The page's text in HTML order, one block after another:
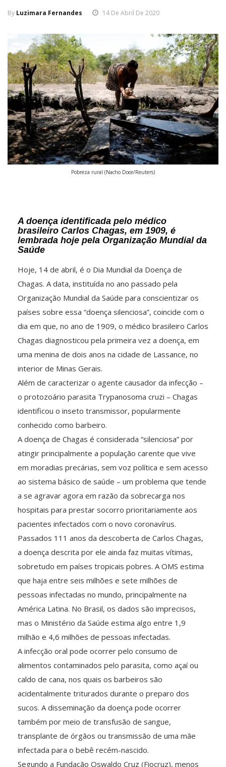
By Luzimara Fernandes 14 De Abril De 2020
Pobreza rural (Nacho Doce/Reuters)
A doença identificada pelo médico
brasileiro Carlos Chagas, em 1909, é
lembrada hoje pela Organização Mundial da
Saúde
Hoje, 14 de abril, é o Dia Mundial da Doença de
Chagas. A data, instituída no ano passado pela
Organização Mundial da Saúde para conscientizar os
países sobre essa “doença silenciosa”, coincide com o
dia em que, no ano de 1909, o médico brasileiro Carlos
Chagas diagnosticou pela primeira vez a doença, em
uma menina de dois anos na cidade de Lassance, no
interior de Minas Gerais.
Além de caracterizar o agente causador da infecção –
o protozoário parasita Trypanosoma cruzi – Chagas
identificou o inseto transmissor, popularmente
conhecido como barbeiro.
A doença de Chagas é considerada “silenciosa” por
atingir principalmente a população carente que vive
em moradias precárias, sem voz política e sem acesso
ao sistema básico de saúde – um problema que tende
a se agravar agora em razão da sobrecarga nos
hospitais para prestar socorro prioritariamente aos
pacientes infectados com o novo coronavírus.
Passados 111 anos da descoberta de Carlos Chagas,
a doença descrita por ele ainda faz muitas vítimas,
sobretudo em países tropicais pobres. A OMS estima
que haja entre seis milhões e sete milhões de
pessoas infectadas no mundo, principalmente na
América Latina. No Brasil, os dados são imprecisos,
mas o Ministério da Saúde estima algo entre 1,9
milhão e 4,6 milhões de pessoas infectadas.
A infecção oral pode ocorrer pelo consumo de
alimentos contaminados pelo parasita, como açaí ou
caldo de cana, nos quais os barbeiros são
acidentalmente triturados durante o preparo dos
sucos. A disseminação da doença pode ocorrer
também por meio de transfusão de sangue,
transplante de órgãos ou transmissão de uma mãe
infectada para o bebê recém-nascido.
Segundo a Fundação Oswaldo Cruz (Fiocruz), menos